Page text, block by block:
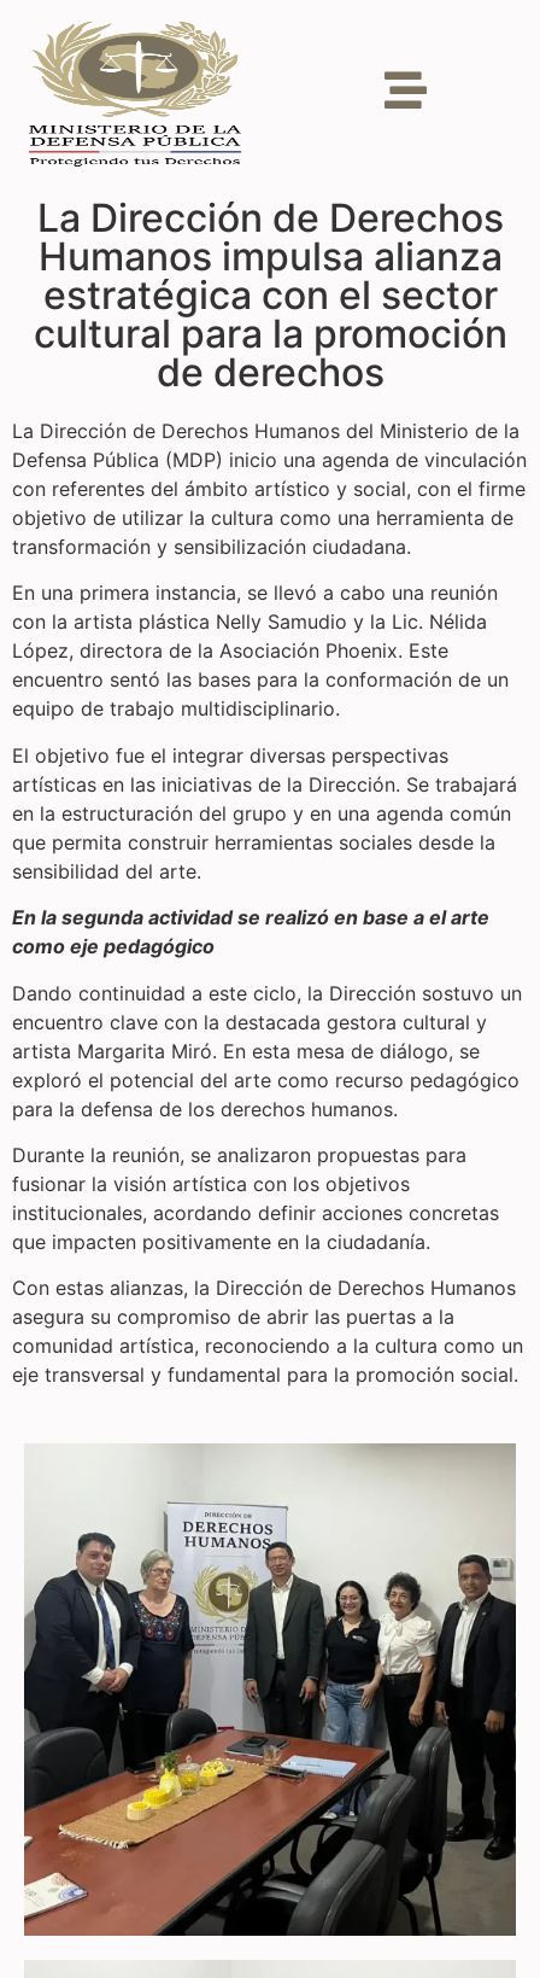
La Dirección de Derechos
Humanos impulsa alianza
estratégica con el sector
cultural para la promoción
de derechos
La Dirección de Derechos Humanos del Ministerio de la
Defensa Pública (MDP) inicio una agenda de vinculación
con referentes del ámbito artístico y social, con el firme
objetivo de utilizar la cultura como una herramienta de
transformación y sensibilización ciudadana.
En una primera instancia, se llevó a cabo una reunión
con la artista plástica Nelly Samudio y la Lic. Nélida
López, directora de la Asociación Phoenix. Este
encuentro sentó las bases para la conformación de un
equipo de trabajo multidisciplinario.
El objetivo fue el integrar diversas perspectivas
artísticas en las iniciativas de la Dirección. Se trabajará
en la estructuración del grupo y en una agenda común
que permita construir herramientas sociales desde la
sensibilidad del arte.
En la segunda actividad se realizó en base a el arte
como eje pedagógico
Dando continuidad a este ciclo, la Dirección sostuvo un
encuentro clave con la destacada gestora cultural y
artista Margarita Miró. En esta mesa de diálogo, se
exploró el potencial del arte como recurso pedagógico
para la defensa de los derechos humanos.
Durante la reunión, se analizaron propuestas para
fusionar la visión artística con los objetivos
institucionales, acordando definir acciones concretas
que impacten positivamente en la ciudadanía.
Con estas alianzas, la Dirección de Derechos Humanos
asegura su compromiso de abrir las puertas a la
comunidad artística, reconociendo a la cultura como un
eje transversal y fundamental para la promoción social.